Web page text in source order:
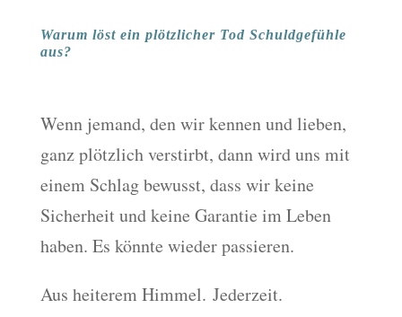
Warum löst ein plötzlicher Tod Schuldgefühle
aus?
Wenn jemand, den wir kennen und lieben,
ganz plötzlich verstirbt, dann wird uns mit
einem Schlag bewusst, dass wir keine
Sicherheit und keine Garantie im Leben
haben. Es könnte wieder passieren.
Aus heiterem Himmel. Jederzeit.